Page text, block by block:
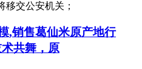
移交公安机关；
,销售葛仙米原产地行
共舞，原